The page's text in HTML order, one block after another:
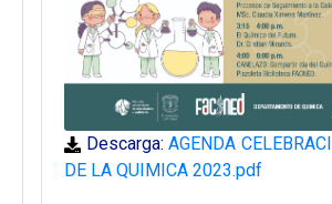
Descarga: AGENDA
DE LA QUIMICA 2023.pdf